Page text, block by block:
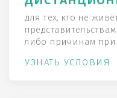
для тех, кто не
либо причинам
УЗНАТЬ УСЛОВИЯ